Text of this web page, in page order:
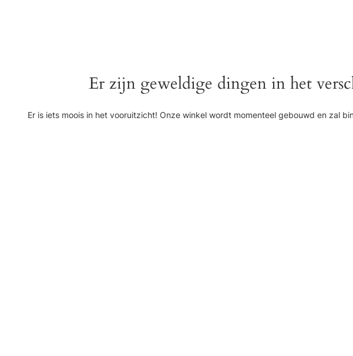
Er zijn geweldige dingen in het
Er is iets moois in het vooruitzicht! Onze winkel wordt momenteel gebouwd en zal